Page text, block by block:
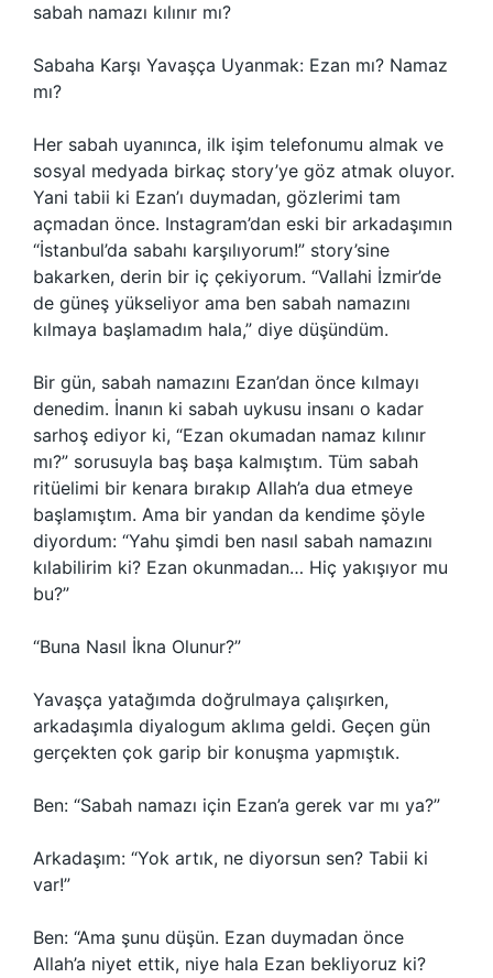
sabah namazı kılınır mı?
Sabaha Karşı Yavaşça Uyanmak: Ezan mı? Namaz
mı?
Her sabah uyanınca, ilk işim telefonumu almak ve
sosyal medyada birkaç story’ye göz atmak oluyor.
Yani tabii ki Ezan’ı duymadan, gözlerimi tam
açmadan önce. Instagram’dan eski bir arkadaşımın
“İstanbul’da sabahı karşılıyorum!” story’sine
bakarken, derin bir iç çekiyorum. “Vallahi İzmir’de
de güneş yükseliyor ama ben sabah namazını
kılmaya başlamadım hala,” diye düşündüm.
Bir gün, sabah namazını Ezan’dan önce kılmayı
denedim. İnanın ki sabah uykusu insanı o kadar
sarhoş ediyor ki, “Ezan okumadan namaz kılınır
mı?” sorusuyla baş başa kalmıştım. Tüm sabah
ritüelimi bir kenara bırakıp Allah’a dua etmeye
başlamıştım. Ama bir yandan da kendime şöyle
diyordum: “Yahu şimdi ben nasıl sabah namazını
kılabilirim ki? Ezan okunmadan… Hiç yakışıyor mu
bu?”
“Buna Nasıl İkna Olunur?”
Yavaşça yatağımda doğrulmaya çalışırken,
arkadaşımla diyalogum aklıma geldi. Geçen gün
gerçekten çok garip bir konuşma yapmıştık.
Ben: “Sabah namazı için Ezan’a gerek var mı ya?”
Arkadaşım: “Yok artık, ne diyorsun sen? Tabii ki
var!”
Ben: “Ama şunu düşün. Ezan duymadan önce
Allah’a niyet ettik, niye hala Ezan bekliyoruz ki?